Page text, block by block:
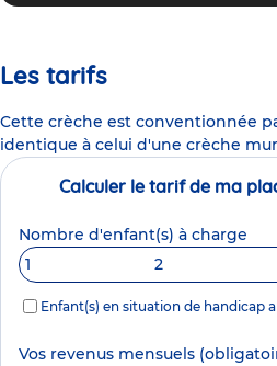
Les tarifs
Cette crèche est conventionnée
identique à celui d'une crèche
Calculer le tarif de ma
Nombre d'enfant(s) à charge
1
2
Enfant(s) en situation de handicap
Vos revenus mensuels